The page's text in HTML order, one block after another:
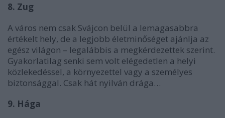
8. Zug
A város nem csak Svájcon belül a lemagasabbra
értékelt hely, de a legjobb életminőséget ajánlja az
egész világon – legalábbis a megkérdezettek szerint.
Gyakorlatilag senki sem volt elégedetlen a helyi
közlekedéssel, a környezettel vagy a személyes
biztonsággal. Csak hát nyilván drága…
9. Hága